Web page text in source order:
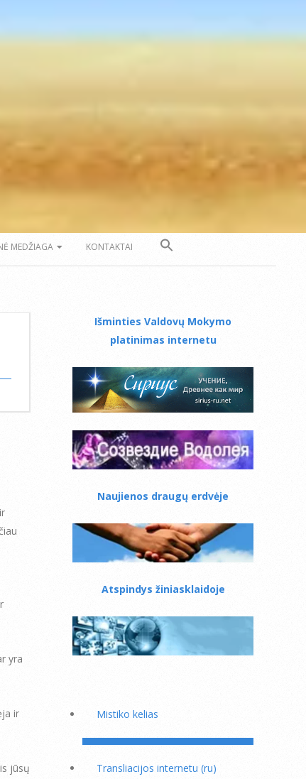
MEDŽIAGA KONTAKTAI
yra
ir
jūsų
Išminties Valdovų Mokymo
platinimas internetu
Naujienos draugų erdvėje
Atspindys žiniasklaidoje
Mistiko kelias
Transliacijos internetu (ru)